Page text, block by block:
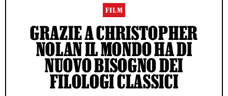
FILM
GRAZIE A CHRISTOPHER
NOLAN IL MONDO HA DI
NUOVO BISOGNO DEI
FILOLOGI CLASSICI